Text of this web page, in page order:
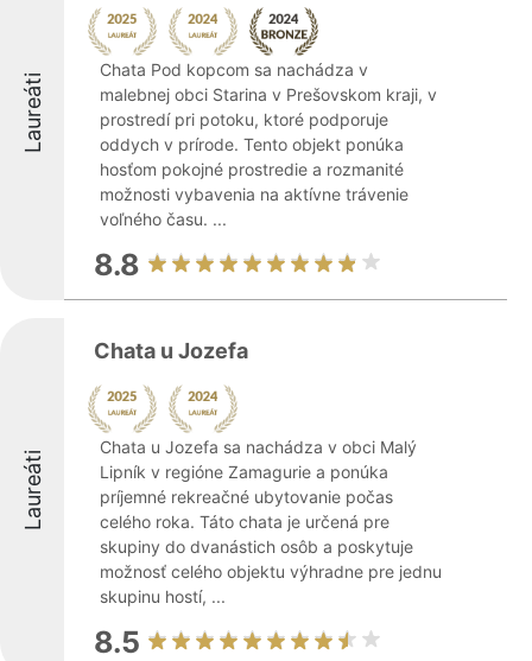
Laureáti
Chata Pod kopcom sa nachádza v
malebnej obci Starina v Prešovskom kraji, v
prostredí pri potoku, ktoré podporuje
oddych v prírode. Tento objekt ponúka
hosťom pokojné prostredie a rozmanité
možnosti vybavenia na aktívne trávenie
voľného času. ...
8.8
Laureáti
Chata u Jozefa
Chata u Jozefa sa nachádza v obci Malý
Lipník v regióne Zamagurie a ponúka
príjemné rekreačné ubytovanie počas
celého roka. Táto chata je určená pre
skupiny do dvanástich osôb a poskytuje
možnosť celého objektu výhradne pre jednu
skupinu hostí, ...
8.5